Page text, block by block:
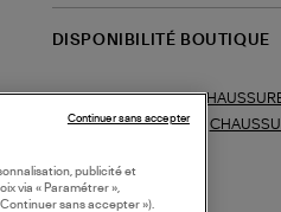
DISPONIBILITÉ BOUTIQUE
Collections similaires :
CÉRÉMONIE-MULES
publicité et
via « Paramétrer »,
sans accepter »).
Continuer sans accepter